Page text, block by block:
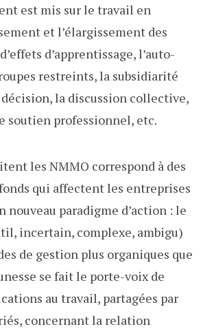
est mis sur le travail en
et l’élargissement des
d’apprentissage, l’auto-
restreints, la subsidiarité
décision, la discussion collective,
soutien professionnel, etc.
les NMMO correspond à des
qui affectent les entreprises
nouveau paradigme d’action : le
incertain, complexe, ambigu)
de gestion plus organiques que
se fait le porte-voix de
au travail, partagées par
concernant la relation